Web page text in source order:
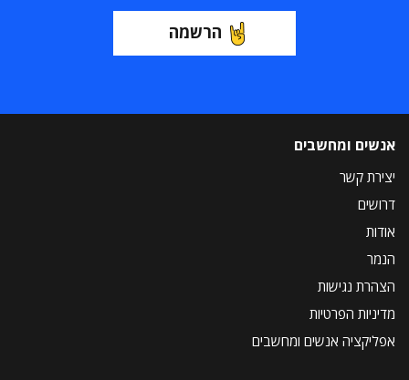
הרשמה
אנשים ומחשבים
יצירת קשר
דרושים
אודות
הנמר
הצהרת נגישות
מדיניות הפרטיות
אפליקציה אנשים ומחשבים